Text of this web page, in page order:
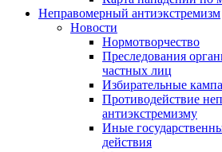
Неправомерный антиэкстремизм
Новости
Нормотворчество
Преследования
частных лиц
Избирательные
Противодействие
антиэкстремизму
Иные
действия